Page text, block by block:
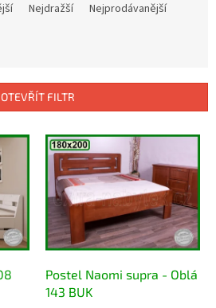
Nejdražší
Nejprodávanější
OTEVŘÍT FILTR
Postel Naomi supra - Oblá
143 BUK